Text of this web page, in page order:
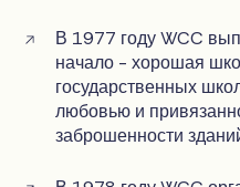
В 1977 году WCC
начало - хорошая
государственных
любовью и
заброшенности